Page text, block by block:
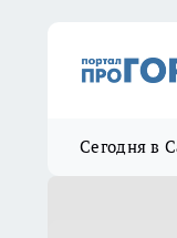
Сегодня в